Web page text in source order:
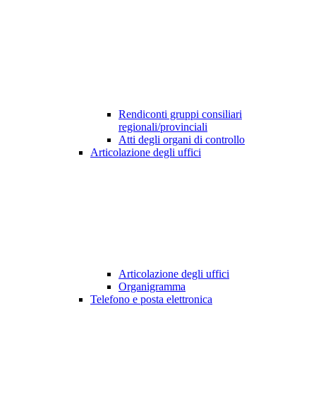
Rendiconti gruppi consiliari
regionali/provinciali
Atti degli organi di controllo
Articolazione degli uffici
Articolazione degli uffici
Organigramma
Telefono e posta elettronica